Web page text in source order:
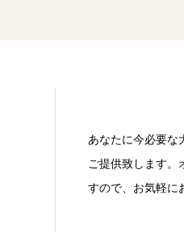
あなたに今必要な
ご提供致します。
すので、お気軽に